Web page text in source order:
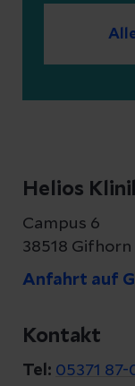
Helios
Campus 6
38518 Gifhorn
Anfahrt auf
Kontakt
Tel: 05371 87-